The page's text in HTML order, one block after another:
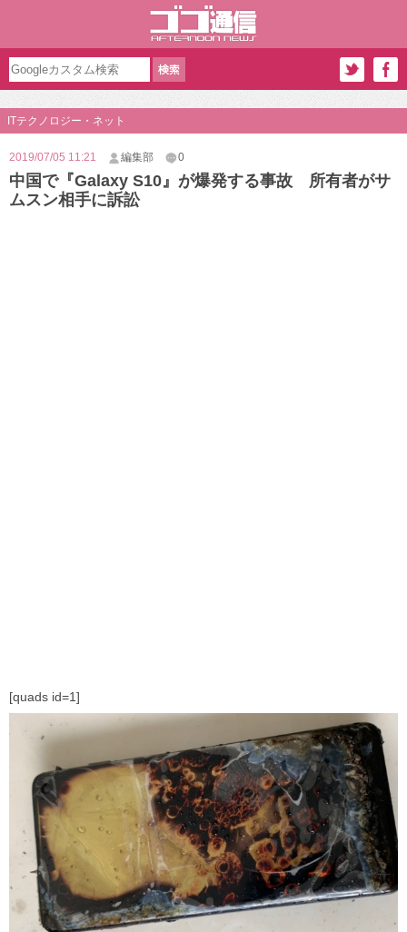
ITテクノロジー・ネット
2019/07/05 11:21 編集部 0
中国で『Galaxy S10』が爆発する事故 所有者がサ
ムスン相手に訴訟
[quads id=1]